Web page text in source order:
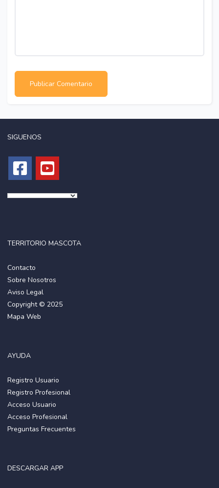
SIGUENOS
TERRITORIO MASCOTA
Contacto
Sobre Nosotros
Aviso Legal
Copyright © 2025
Mapa Web
AYUDA
Registro Usuario
Registro Profesional
Acceso Usuario
Acceso Profesional
Preguntas Frecuentes
DESCARGAR APP